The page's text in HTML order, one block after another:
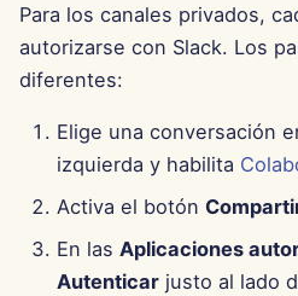
11 de octubre de 2024
4 de octubre de 2024
27 de septiembre de 2024
20 de septiembre de 2024
13 de septiembre de 2024
Para los canales privados,
autorizarse con Slack. Los
diferentes:
Elige una conversación
izquierda y habilita
Activa el botón
En las Aplicaciones
Autenticarjusto al lado